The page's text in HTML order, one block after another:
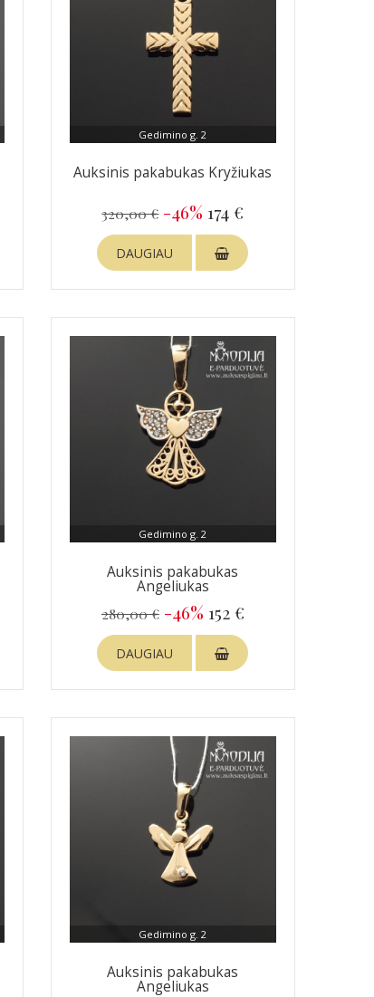
Gedimino g. 2
Auksinis pakabukas Kryžiukas
320,00 € -46% 174 €
DAUGIAU
Gedimino g. 2
Auksinis pakabukas
Angeliukas
280,00 € -46% 152 €
DAUGIAU
Gedimino g. 2
Auksinis pakabukas
Angeliukas